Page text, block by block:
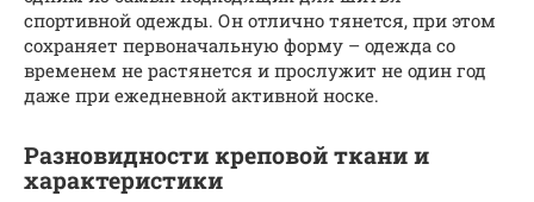
спортивной одежды. Он отлично тянется, при этом
сохраняет первоначальную форму – одежда со
временем не растянется и прослужит не один год
даже при ежедневной активной носке.
Разновидности креповой ткани и
характеристики